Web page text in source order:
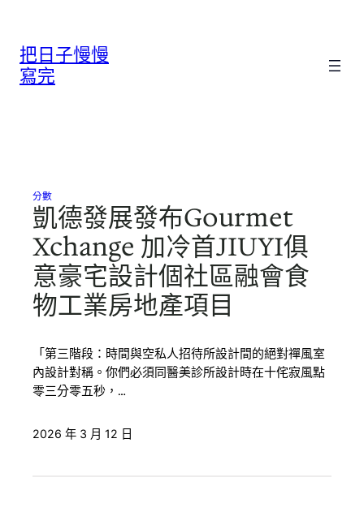
把日子慢慢
寫完
分數
凱德發展發布Gourmet
Xchange 加冷首JIUYI俱
意豪宅設計個社區融會食
物工業房地產項目
「第三階段：時間與空私人招待所設計間的絕對禪風室
內設計對稱。你們必須同醫美診所設計時在十侘寂風點
零三分零五秒，…
2026 年 3 月 12 日